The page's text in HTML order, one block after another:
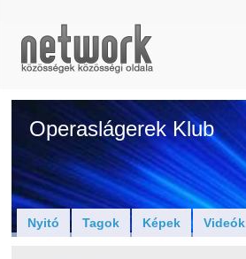
Operaslágerek Klub
Nyitó Tagok Képek Videók